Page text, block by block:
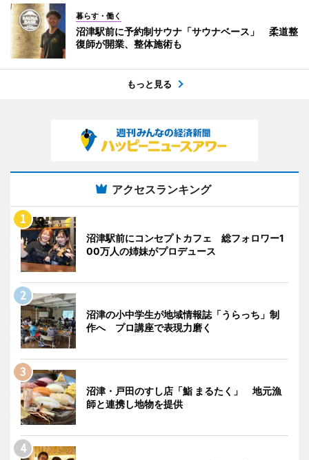
暮らす・働く
沼津駅前に予約制サウナ「サウナベース」 柔道整
復師が開業、整体施術も
もっと見る
アクセスランキング
沼津駅前にコンセプトカフェ 総フォロワー1
00万人の姉妹がプロデュース
沼津の小中学生が地域情報誌「うらっち」制
作へ プロ講座で表現力磨く
沼津・戸田のすし店「鮨 まるたく」 地元漁
師と連携し地物を提供